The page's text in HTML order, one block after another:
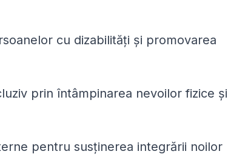
cu dizabilități și promovarea
prin întâmpinarea nevoilor fizice și
pentru susținerea integrării noilor